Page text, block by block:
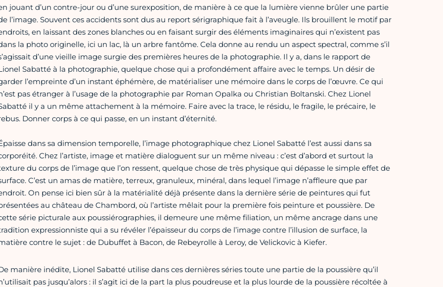
jouant d’un contre-jour ou d’une surexposition, de manière à ce que la lumière vienne brûler une partie
l’image. Souvent ces accidents sont dus au report sérigraphique fait à l’aveugle. Ils brouillent le motif par
en laissant des zones blanches ou en faisant surgir des éléments imaginaires qui n’existent pas
la photo originelle, ici un lac, là un arbre fantôme. Cela donne au rendu un aspect spectral, comme s’il
d’une vieille image surgie des premières heures de la photographie. Il y a, dans le rapport de
Sabatté à la photographie, quelque chose qui a profondément affaire avec le temps. Un désir de
l’empreinte d’un instant éphémère, de matérialiser une mémoire dans le corps de l’œuvre. Ce qui
pas étranger à l’usage de la photographie par Roman Opalka ou Christian Boltanski. Chez Lionel
il y a un même attachement à la mémoire. Faire avec la trace, le résidu, le fragile, le précaire, le
Donner corps à ce qui passe, en un instant d’éternité.
dans sa dimension temporelle, l’image photographique chez Lionel Sabatté l’est aussi dans sa
Chez l’artiste, image et matière dialoguent sur un même niveau : c’est d’abord et surtout la
du corps de l’image que l’on ressent, quelque chose de très physique qui dépasse le simple effet de
C’est un amas de matière, terreux, granuleux, minéral, dans lequel l’image n’affleure que par
On pense ici bien sûr à la matérialité déjà présente dans la dernière série de peintures qui fut
au château de Chambord, où l’artiste mêlait pour la première fois peinture et poussière. De
série picturale aux poussiérographies, il demeure une même filiation, un même ancrage dans une
expressionniste qui a su révéler l’épaisseur du corps de l’image contre l’illusion de surface, la
contre le sujet : de Dubuffet à Bacon, de Rebeyrolle à Leroy, de Velickovic à Kiefer.
manière inédite, Lionel Sabatté utilise dans ces dernières séries toute une partie de la poussière qu’il
pas jusqu’alors : il s’agit ici de la part la plus poudreuse et la plus lourde de la poussière récoltée à